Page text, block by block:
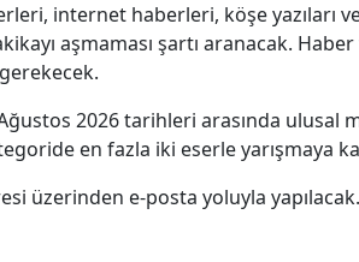
internet haberleri, köşe
aşmaması şartı aranacak.
2026 tarihleri arasında ulusal
en fazla iki eserle yarışmaya
üzerinden e-posta yoluyla